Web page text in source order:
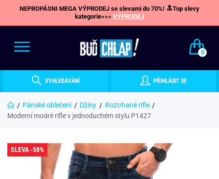
NEPROPÁSNI MEGA VÝPRODEJ se slevami do 70%! 🔝Top slevy
kategorie»»» VÝPRODEJ
0
VYHLEDÁVÁNÍ PŘIHLÁSIT SE
Pánské oblečení Džíny
Roztrhané rifle
Moderní modré rifle v jednoduchém stylu P1427
SLEVA -58%